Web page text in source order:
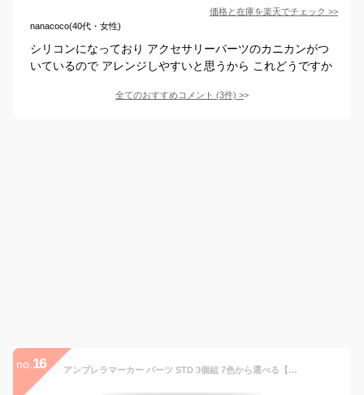
価格と在庫を楽天でチェック >>
nanacoco(40代・女性)
シリコンになっており アクセサリーパーツのカニカンがつ
いているので アレンジしやすいと思うから これどうですか
全てのおすすめコメント (3件) >
no. 16 アンブレラマーカー パーツ STD 3個組 7色から選べる【ゆうパケット対応 送料無料】 アンブレラ 傘 ネームタグ 傘マーク 傘マーカー 傘目印 傘チャーム 傘タグ 傘印 傘リング シリコン シリコンリング 傘 アクセサリー チャーム リング タグ 入園 入学 買い回り